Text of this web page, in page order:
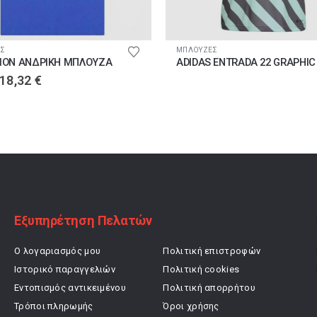
ΑΝΔΡΙΚΗ ΜΠΛΟΥΖΑ
Original
18,32 €
ΜΠΛΟΥΖΕΣ
Εξυπηρέτηση Πελατών
Ο λογαριασμός μου
Ιστορικό παραγγελιών
Εντοπισμός αντικειμένου
Τρόποι πληρωμής
Πολιτική επιστροφών
Πολιτική cookies
Πολιτική απορρήτου
Όροι χρήσης